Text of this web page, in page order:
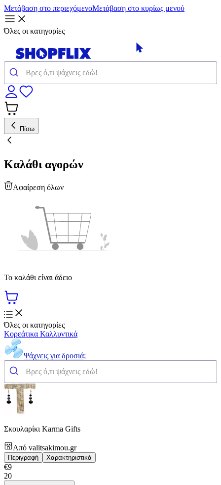
Μετάβαση στο περιεχόμενοΜετάβαση στο κυρίως μενού
Όλες οι κατηγορίες
Πίσω
Καλάθι αγορών
Αφαίρεση όλων
Το καλάθι είναι άδειο
Όλες οι κατηγορίες
Κορεάτικα Καλλυντικά
Ψάχνεις για δροσιά;
Σκουλαρίκι Karma Gifts
Από valitsakimou.gr
Περιγραφή Χαρακτηριστικά
€9
20